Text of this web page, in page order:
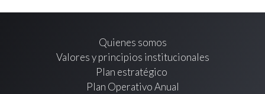
Quienes somos
Valores y principios institucionales
Plan estratégico
Plan Operativo Anual